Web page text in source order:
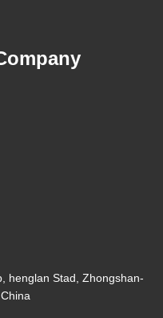
henglan Stad, Zhongshan-